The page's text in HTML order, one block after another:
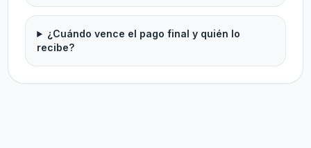
¿Cuándo vence el pago final y quién lo
recibe?